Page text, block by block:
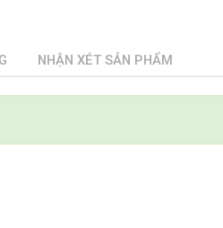
NHẬN XÉT SẢN PHẨM